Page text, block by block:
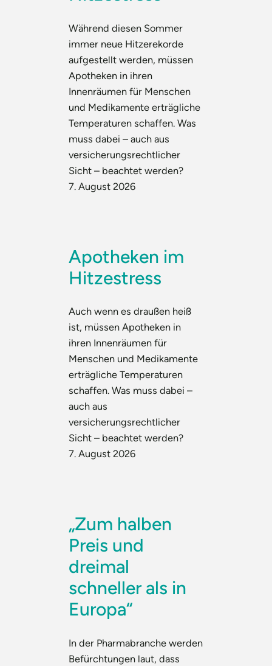
Während diesen Sommer
immer neue Hitzerekorde
aufgestellt werden, müssen
Apotheken in ihren
Innenräumen für Menschen
und Medikamente erträgliche
Temperaturen schaffen. Was
muss dabei – auch aus
versicherungsrechtlicher
Sicht – beachtet werden?
7. August 2026
Apotheken im
Hitzestress
Auch wenn es draußen heiß
ist, müssen Apotheken in
ihren Innenräumen für
Menschen und Medikamente
erträgliche Temperaturen
schaffen. Was muss dabei –
auch aus
versicherungsrechtlicher
Sicht – beachtet werden?
7. August 2026
„Zum halben
Preis und
dreimal
schneller als in
Europa“
In der Pharmabranche werden
Befürchtungen laut, dass